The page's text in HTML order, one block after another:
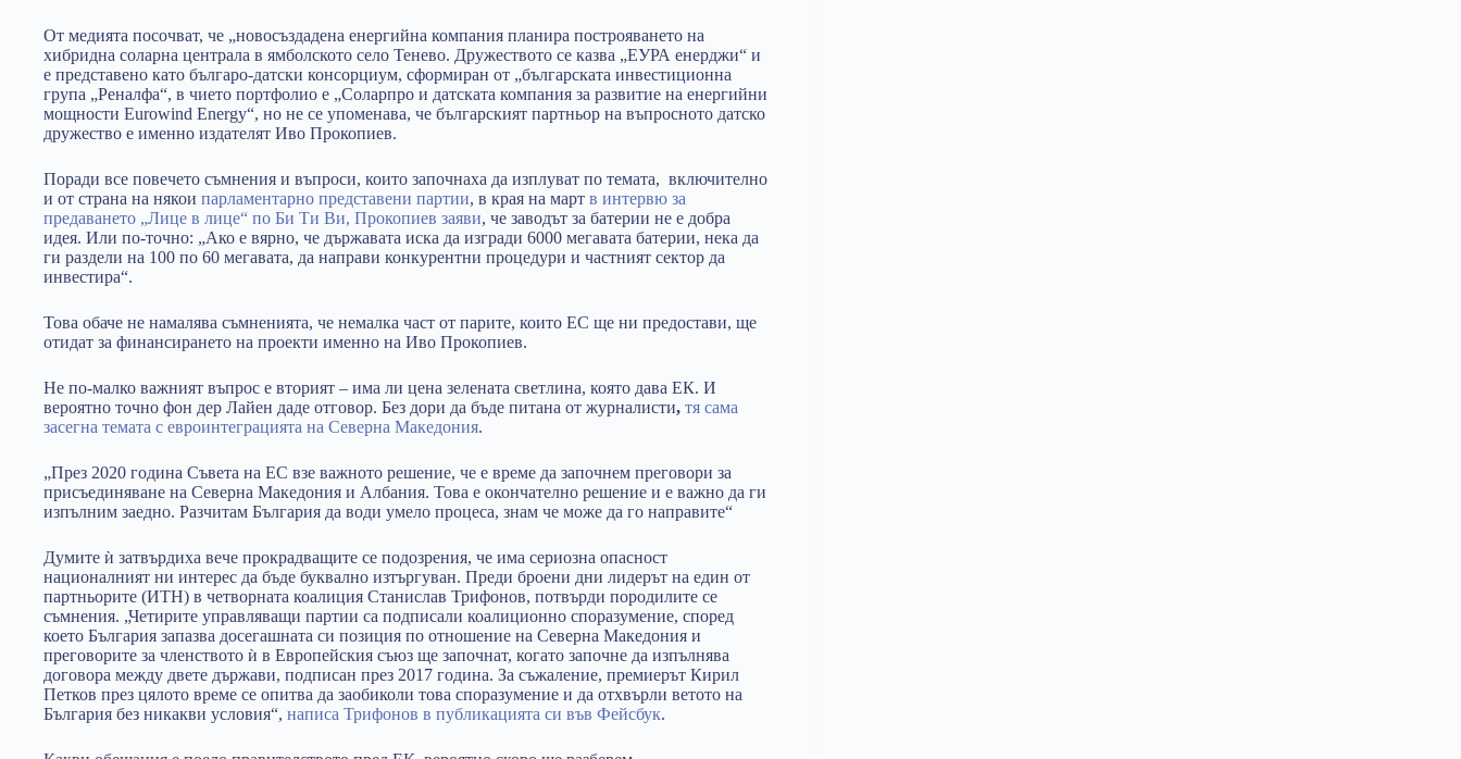
От медията посочват, че „новосъздадена енергийна компания планира построяването на
хибридна соларна централа в ямболското село Тенево. Дружеството се казва „ЕУРА енерджи“ и
е представено като българо-датски консорциум, сформиран от „българската инвестиционна
група „Реналфа“, в чието портфолио е „Соларпро и датската компания за развитие на енергийни
мощности Eurowind Energy“, но не се упоменава, че българският партньор на въпросното датско
дружество е именно издателят Иво Прокопиев.
Поради все повечето съмнения и въпроси, които започнаха да изплуват по темата, включително
и от страна на някои парламентарно представени партии, в края на март в интервю за
предаването „Лице в лице“ по Би Ти Ви, Прокопиев заяви, че заводът за батерии не е добра
идея. Или по-точно: „Ако е вярно, че държавата иска да изгради 6000 мегавата батерии, нека да
ги раздели на 100 по 60 мегавата, да направи конкурентни процедури и частният сектор да
инвестира“.
Това обаче не намалява съмненията, че немалка част от парите, които ЕС ще ни предостави, ще
отидат за финансирането на проекти именно на Иво Прокопиев.
Не по-малко важният въпрос е вторият – има ли цена зелената светлина, която дава ЕК. И
вероятно точно фон дер Лайен даде отговор. Без дори да бъде питана от журналисти, тя сама
засегна темата с евроинтеграцията на Северна Македония.
„През 2020 година Съвета на ЕС взе важното решение, че е време да започнем преговори за
присъединяване на Северна Македония и Албания. Това е окончателно решение и е важно да ги
изпълним заедно. Разчитам България да води умело процеса, знам че може да го направите“
Думите ѝ затвърдиха вече прокрадващите се подозрения, че има сериозна опасност
националният ни интерес да бъде буквално изтъргуван. Преди броени дни лидерът на един от
партньорите (ИТН) в четворната коалиция Станислав Трифонов, потвърди породилите се
съмнения. „Четирите управляващи партии са подписали коалиционно споразумение, според
което България запазва досегашната си позиция по отношение на Северна Македония и
преговорите за членството ѝ в Европейския съюз ще започнат, когато започне да изпълнява
договора между двете държави, подписан през 2017 година. За съжаление, премиерът Кирил
Петков през цялото време се опитва да заобиколи това споразумение и да отхвърли ветото на
България без никакви условия“, написа Трифонов в публикацията си във Фейсбук.